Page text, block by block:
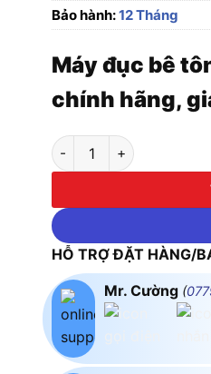
Bảo hành:12 Tháng
Máy đục bê
chính hãng,
Máy đục bê tông INGCO-
HỖ TRỢ ĐẶT HÀNG/
Mr. Cường (